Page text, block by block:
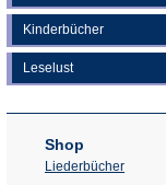
Kinderbücher
Leselust
Shop
Liederbücher